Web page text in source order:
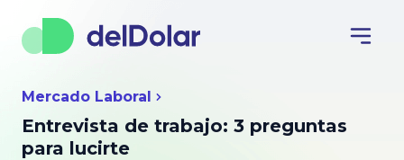
Mercado Laboral
Entrevista de trabajo: 3 preguntas
para lucirte